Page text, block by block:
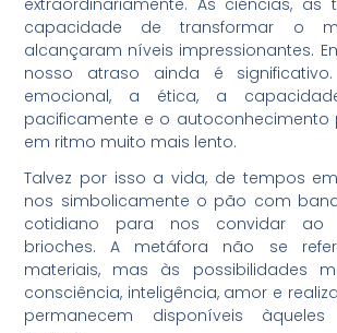
capacidade de transformar o
alcançaram níveis impressionantes.
nosso atraso ainda é
emocional, a ética, a
pacificamente e o autoconhecimento
em ritmo muito mais lento.
Talvez por isso a vida, de tempos
nos simbolicamente o pão com
cotidiano para nos convidar ao
brioches. A metáfora não se
materiais, mas às possibilidades
consciência, inteligência, amor e
permanecem disponíveis